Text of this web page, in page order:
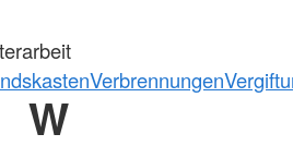
Verbrennungen
W